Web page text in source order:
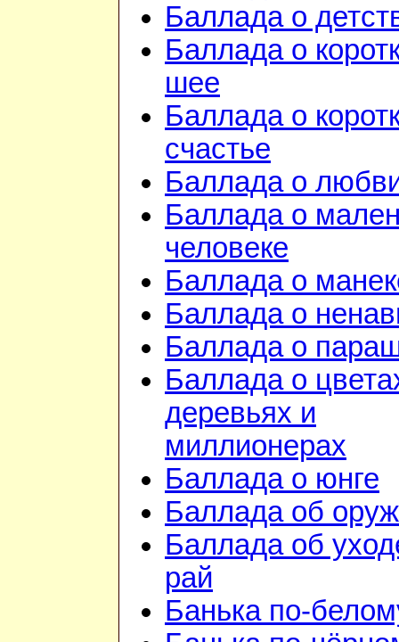
Баллада о
Баллада о
шее
Баллада о
счастье
Баллада о
Баллада о
человеке
Баллада о
Баллада о
Баллада о
Баллада о
деревьях и
миллионерах
Баллада о юнге
Баллада об
Баллада об
рай
Банька по-